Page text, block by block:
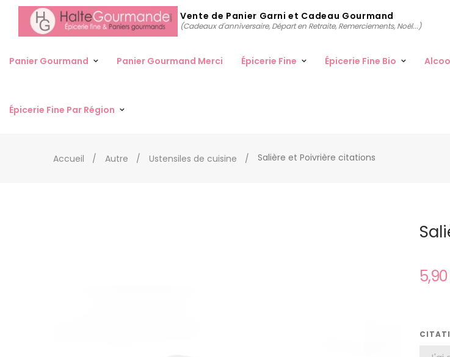
Vente de Panier Garni et Cadeau Gourmand
(Cadeaux d'anniversaire, Départ en Retraite, Remerciements, Noël...)
Panier Gourmand Panier Gourmand Merci Épicerie Fine Épicerie Fine Bio
Épicerie Fine Par Région
Accueil Autre Ustensiles de cuisine Salière et Poivrière citations